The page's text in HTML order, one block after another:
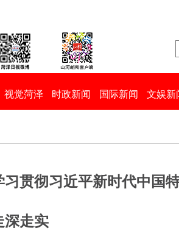
视觉菏泽 时政新闻 国际新闻 文娱新
贯彻习近平新时代中国
深走实